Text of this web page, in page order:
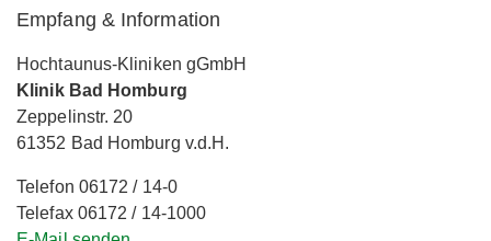
Empfang & Information
Hochtaunus-Kliniken gGmbH
Klinik Bad Homburg
Zeppelinstr. 20
61352 Bad Homburg v.d.H.
Telefon 06172 / 14-0
Telefax 06172 / 14-1000